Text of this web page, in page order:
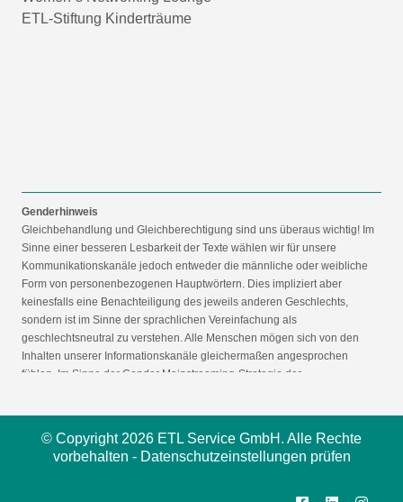
ETL-Stiftung Kinderträume
Genderhinweis
Gleichbehandlung und Gleichberechtigung sind uns überaus wichtig! Im
Sinne einer besseren Lesbarkeit der Texte wählen wir für unsere
Kommunikationskanäle jedoch entweder die männliche oder weibliche
Form von personenbezogenen Hauptwörtern. Dies impliziert aber
keinesfalls eine Benachteiligung des jeweils anderen Geschlechts,
sondern ist im Sinne der sprachlichen Vereinfachung als
geschlechtsneutral zu verstehen. Alle Menschen mögen sich von den
Inhalten unserer Informationskanäle gleichermaßen angesprochen
fühlen. Im Sinne der Gender Mainstreaming-Strategie der
© Copyright 2026 ETL Service GmbH. Alle Rechte
vorbehalten - Datenschutzeinstellungen prüfen